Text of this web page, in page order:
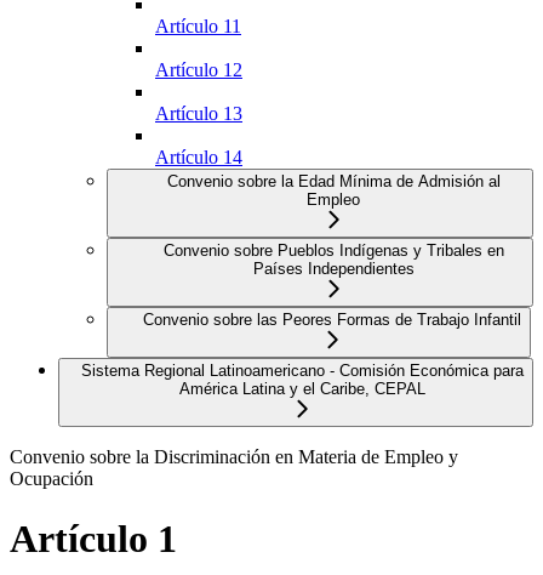
Artículo 11
Artículo 12
Artículo 13
Artículo 14
Convenio sobre la Edad Mínima de Admisión al
Empleo
Convenio sobre Pueblos Indígenas y Tribales en
Países Independientes
Convenio sobre las Peores Formas de Trabajo Infantil
Sistema Regional Latinoamericano - Comisión Económica para
América Latina y el Caribe, CEPAL
Convenio sobre la Discriminación en Materia de Empleo y
Ocupación
Artículo 1